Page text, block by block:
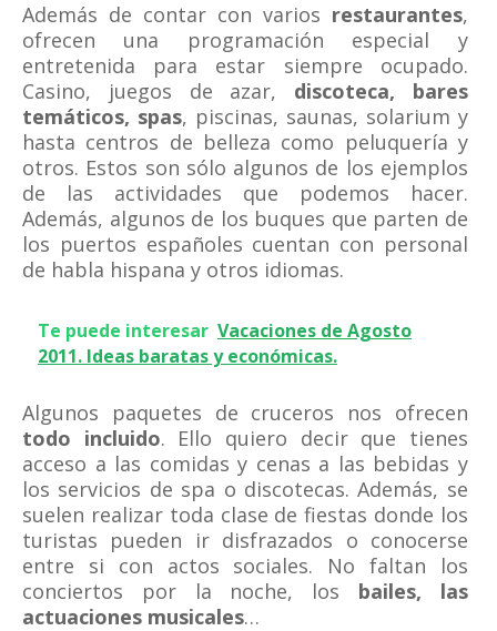
Además de contar con varios restaurantes,
ofrecen una programación especial y
entretenida para estar siempre ocupado.
Casino, juegos de azar, discoteca, bares
temáticos, spas, piscinas, saunas, solarium y
hasta centros de belleza como peluquería y
otros. Estos son sólo algunos de los ejemplos
de las actividades que podemos hacer.
Además, algunos de los buques que parten de
los puertos españoles cuentan con personal
de habla hispana y otros idiomas.
Te puede interesar Vacaciones de Agosto
2011. Ideas baratas y económicas.
Algunos paquetes de cruceros nos ofrecen
todo incluido. Ello quiero decir que tienes
acceso a las comidas y cenas a las bebidas y
los servicios de spa o discotecas. Además, se
suelen realizar toda clase de fiestas donde los
turistas pueden ir disfrazados o conocerse
entre si con actos sociales. No faltan los
conciertos por la noche, los bailes, las
actuaciones musicales…